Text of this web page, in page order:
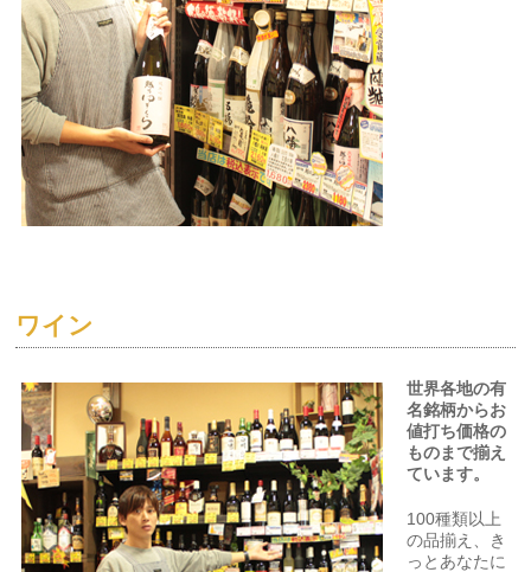
ワイン
世界各地の有
名銘柄からお
値打ち価格の
ものまで揃え
ています。
100種類以上
の品揃え、き
っとあなたに